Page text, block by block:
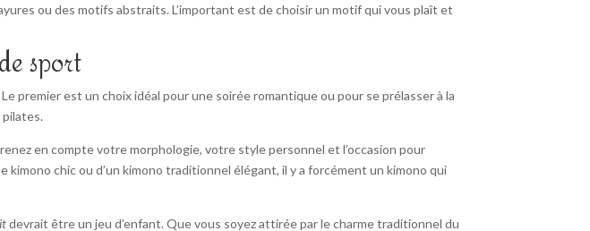
ou des motifs abstraits. L’important est de choisir un motif qui vous plaît et
sport
premier est un choix idéal pour une soirée romantique ou pour se prélasser à la
en compte votre morphologie, votre style personnel et l’occasion pour
kimono chic ou d’un kimono traditionnel élégant, il y a forcément un kimono qui
devrait être un jeu d’enfant. Que vous soyez attirée par le charme traditionnel du